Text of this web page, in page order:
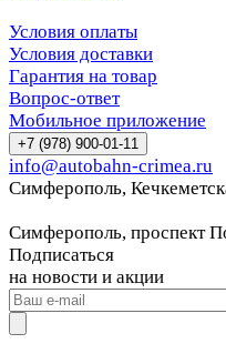
Условия оплаты
Условия доставки
Гарантия на товар
Вопрос-ответ
Мобильное приложение
+7 (978) 900-01-11
info@autobahn-crimea.ru
Симферополь,
Симферополь, проспект
Подписаться
на новости и акции